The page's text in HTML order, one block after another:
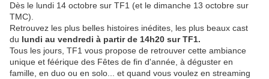
Dès le lundi 14 octobre sur TF1 (et le dimanche 13 octobre sur
TMC).
Retrouvez les plus belles histoires inédites, les plus beaux cast
du lundi au vendredi à partir de 14h20 sur TF1.
Tous les jours, TF1 vous propose de retrouver cette ambiance
unique et féérique des Fêtes de fin d'année, à déguster en
famille, en duo ou en solo... et quand vous voulez en streaming